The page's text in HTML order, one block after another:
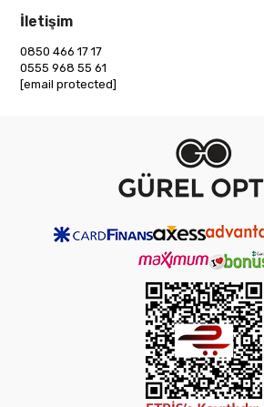
İletişim
0850 466 17 17
0555 968 55 61
[email protected]